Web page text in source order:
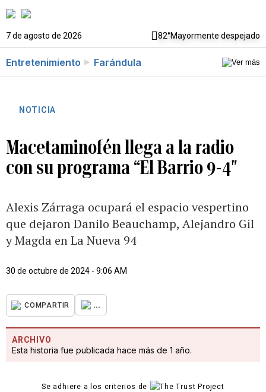
7 de agosto de 2026 82°Mayormente despejado
Entretenimiento Farándula
NOTICIA
Macetaminofén llega a la radio
con su programa “El Barrio 9-4″
Alexis Zárraga ocupará el espacio vespertino
que dejaron Danilo Beauchamp, Alejandro Gil
y Magda en La Nueva 94
30 de octubre de 2024 - 9:06 AM
COMPARTIR ...
ARCHIVO
Esta historia fue publicada hace más de 1 año.
Se adhiere a los criterios de